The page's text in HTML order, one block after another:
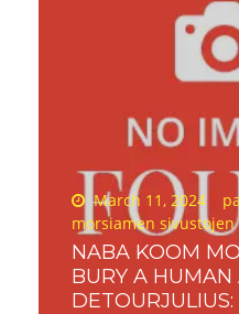
Posted
on
March 11, 2024
morsiamen
NABA KOOM
BURY A